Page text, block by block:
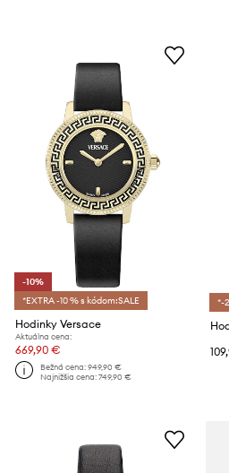
-10%
*EXTRA -10 % s kódom:SALE
Hodinky Versace
Aktuálna cena:
669,90 €
Bežná cena:949,90 €
Najnižšia cena:749,90 €
*-